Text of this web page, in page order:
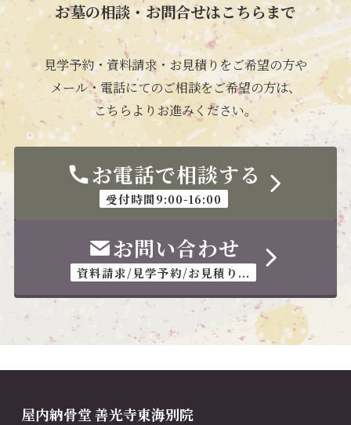
お墓の相談・お問合せはこちらまで
見学予約・資料請求・お見積りをご希望の方や
メール・電話にてのご相談をご希望の方は、
こちらよりお進みください。
お電話で相談する
受付時間9:00-16:00
お問い合わせ
資料請求/見学予約/お見積り...
屋内納骨堂 善光寺東海別院